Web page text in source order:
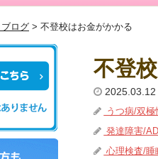
ログ > 不登校はお金がかかる
不登
2025.03.12
うつ病/双極
発達障害/
心理検査/睡